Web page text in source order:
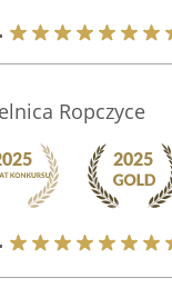
Ropczyce